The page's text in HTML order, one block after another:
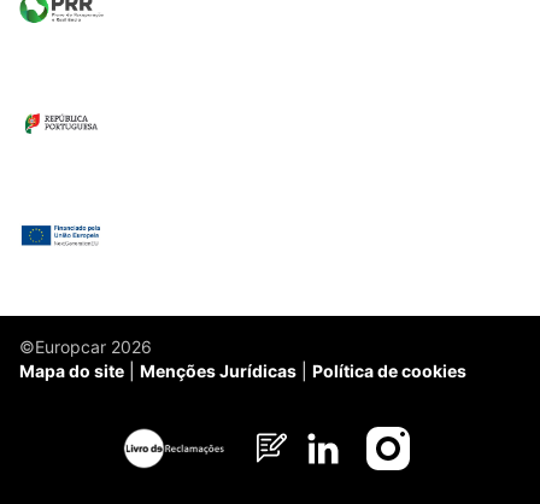
©Europcar 2026
Mapa do site
Menções Jurídicas Política de cookies